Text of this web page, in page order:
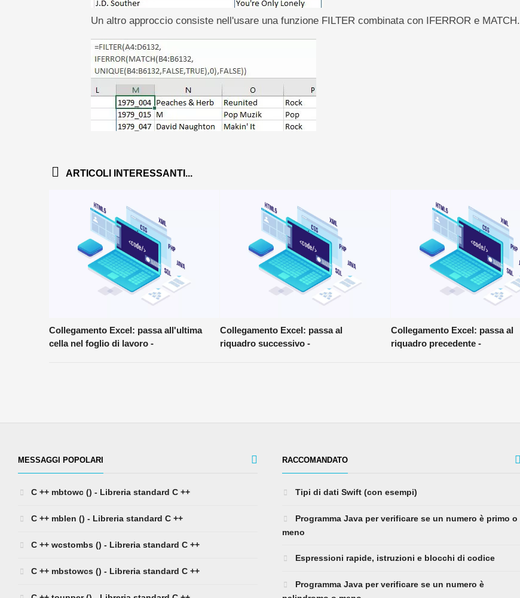
Un altro approccio consiste nell'usare una funzione FILTER combinata con IFERROR e MATCH.
ARTICOLI INTERESSANTI...
Collegamento Excel: passa all'ultima
cella nel foglio di lavoro -
Collegamento Excel: passa al
riquadro successivo -
Collegamento Excel: passa al
riquadro precedente -
MESSAGGI POPOLARI
C ++ mbtowc () - Libreria standard C ++
C ++ mblen () - Libreria standard C ++
C ++ wcstombs () - Libreria standard C ++
C ++ mbstowcs () - Libreria standard C ++
RACCOMANDATO
Tipi di dati Swift (con esempi)
Programma Java per verificare se un numero è primo o
meno
Espressioni rapide, istruzioni e blocchi di codice
Programma Java per verificare se un numero è